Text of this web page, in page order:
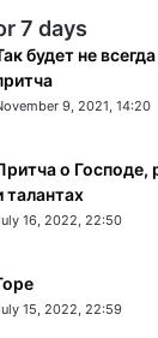
7 days
будет не всегда
9, 2021, 14:20
о Господе,
талантах
16, 2022, 22:50
15, 2022, 22:59